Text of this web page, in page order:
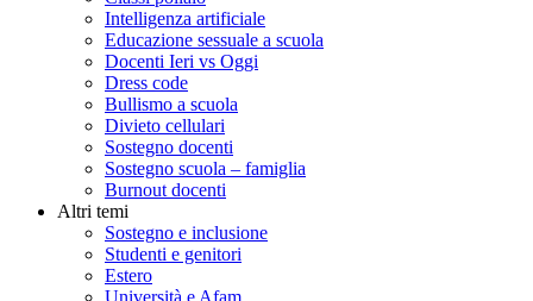
Intelligenza artificiale
Educazione sessuale a scuola
Docenti Ieri vs Oggi
Dress code
Bullismo a scuola
Divieto cellulari
Sostegno docenti
Sostegno scuola – famiglia
Burnout docenti
Altri temi
Sostegno e inclusione
Studenti e genitori
Estero
Università e Afam